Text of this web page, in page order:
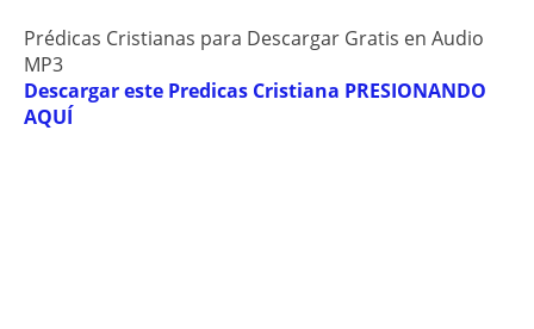
Prédicas Cristianas para Descargar Gratis en Audio
MP3
Descargar este Predicas Cristiana PRESIONANDO
AQUÍ